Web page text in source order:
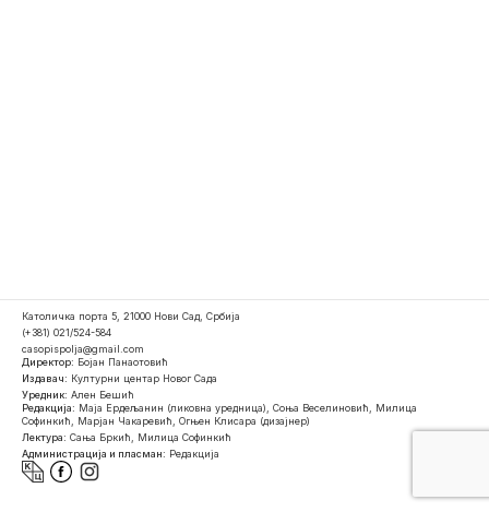
Католичка порта 5, 21000 Нови Сад, Србија
(+381) 021/524-584
casopispolja@gmail.com
Директор: Бојан Панаотовић
Издавач: Културни центар Новог Сада
Уредник: Ален Бешић
Редакција: Маја Ердељанин (ликовна уредница), Соња Веселиновић, Милица
Софинкић, Марјан Чакаревић, Огњен Клисара (дизајнер)
Лектура: Сања Бркић, Милица Софинкић
Администрација и пласман: Редакција